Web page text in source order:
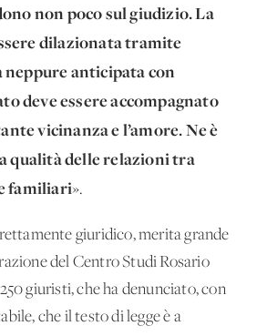
non poco sul giudizio. La
dilazionata tramite
neppure anticipata con
deve essere accompagnato
vicinanza e l’amore. Ne è
qualità delle relazioni tra
familiari».
giuridico, merita grande
del Centro Studi Rosario
giuristi, che ha denunciato, con
che il testo di legge è a